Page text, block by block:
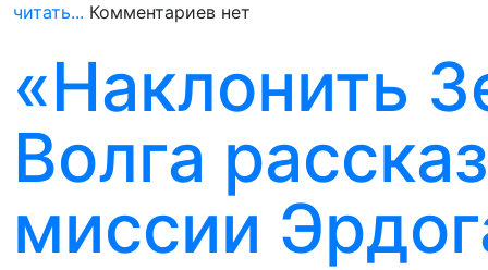
читать... Комментариев нет
«Наклонить
Волга
миссии